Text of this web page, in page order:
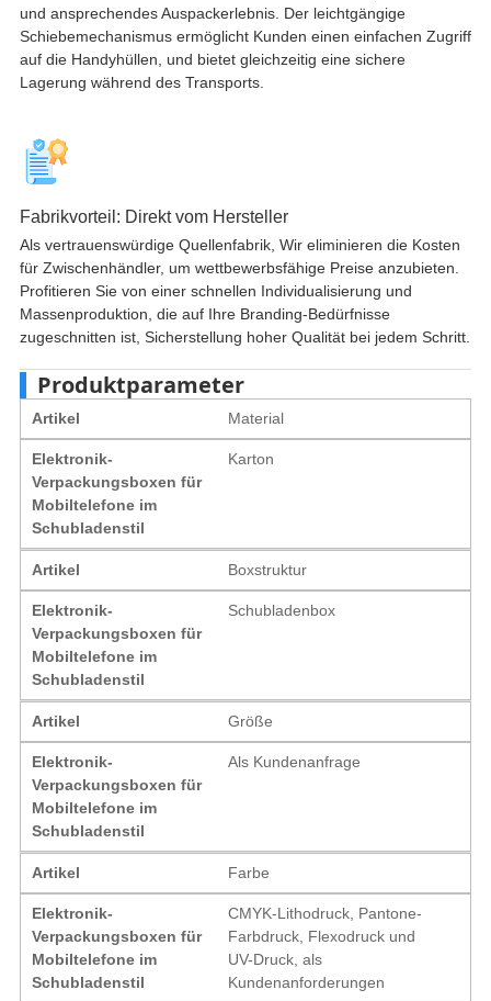
und ansprechendes Auspackerlebnis. Der leichtgängige
Schiebemechanismus ermöglicht Kunden einen einfachen Zugriff
auf die Handyhüllen, und bietet gleichzeitig eine sichere
Lagerung während des Transports.​
Fabrikvorteil: Direkt vom Hersteller
Als vertrauenswürdige Quellenfabrik, Wir eliminieren die Kosten
für Zwischenhändler, um wettbewerbsfähige Preise anzubieten.
Profitieren Sie von einer schnellen Individualisierung und
Massenproduktion, die auf Ihre Branding-Bedürfnisse
zugeschnitten ist, Sicherstellung hoher Qualität bei jedem Schritt.
Produktparameter
Artikel Material
Elektronik-
Verpackungsboxen für
Mobiltelefone im
Schubladenstil
Karton
Artikel Boxstruktur
Elektronik-
Verpackungsboxen für
Mobiltelefone im
Schubladenstil
Schubladenbox
Artikel Größe
Elektronik-
Verpackungsboxen für
Mobiltelefone im
Schubladenstil
Als Kundenanfrage
Artikel Farbe
Elektronik-
Verpackungsboxen für
Mobiltelefone im
Schubladenstil
CMYK-Lithodruck, Pantone-
Farbdruck, Flexodruck und
UV-Druck, als
Kundenanforderungen